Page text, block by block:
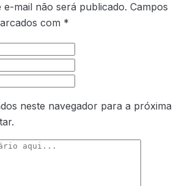
e-mail não será publicado. Campos
com *
neste navegador para a próxima